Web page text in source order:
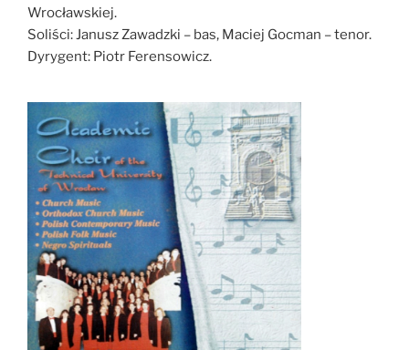
Wrocławskiej.
Soliści: Janusz Zawadzki – bas, Maciej Gocman – tenor.
Dyrygent: Piotr Ferensowicz.